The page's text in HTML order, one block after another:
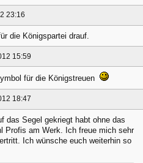
23:16
die Königspartei drauf.
15:59
für die Königstreuen
18:47
das Segel gekriegt habt ohne das
Profis am Werk. Ich freue mich sehr
Ich wünsche euch weiterhin so